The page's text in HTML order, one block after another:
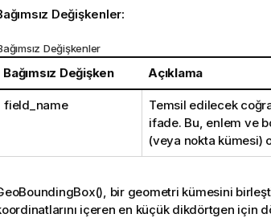
Değişkenler:
Değişkenler
Bağımsız Değişken Açıklama
field_name
Temsil edilecek
ifade. Bu, enlem ve
(veya nokta kümesi)
, bir geometri kümesini
içeren en küçük dikdörtgen için